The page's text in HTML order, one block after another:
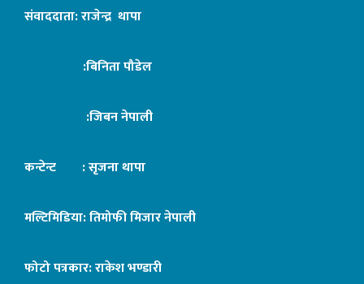
संवाददाता: राजेन्द्र थापा
:बिनिता पौडेल
:जिबन नेपाली
कन्टेन्ट : सृजना थापा
मल्टिमिडिया: तिमोफी मिजार नेपाली
फोटो पत्रकार: राकेश भण्डारी